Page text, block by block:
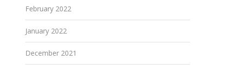
February 2022
January 2022
December 2021